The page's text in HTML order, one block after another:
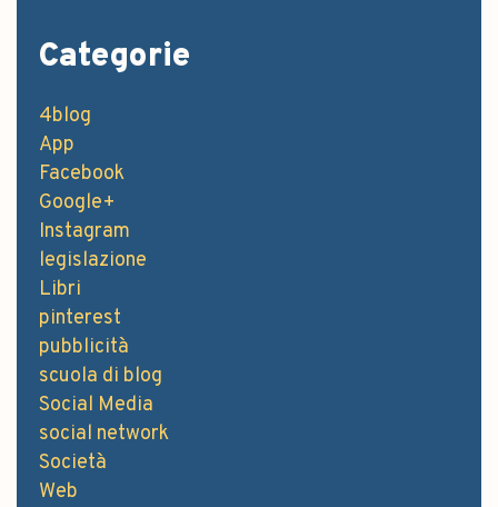
Categorie
4blog
App
Facebook
Google+
Instagram
legislazione
Libri
pinterest
pubblicità
scuola di blog
Social Media
social network
Società
Web